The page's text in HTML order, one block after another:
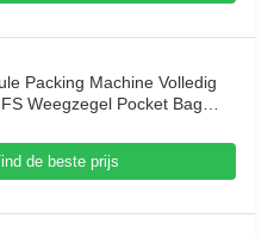
Packing Machine Volledig
Weegzegel Pocket Bag
de beste prijs